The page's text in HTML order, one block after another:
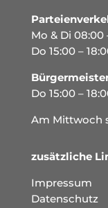
Mo & Di 08:00
Do 15:00 –
Do 15:00 –
Am Mittwoch
zusätzliche
Impressum
Datenschutz